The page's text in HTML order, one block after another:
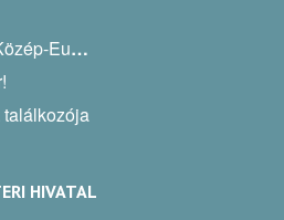
Hőlégballon Közép-Európa Kupa
találkozója
HIVATAL